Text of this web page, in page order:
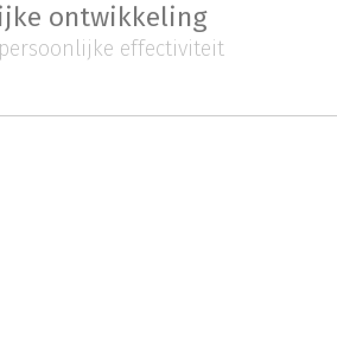
ontwikkeling
effectiviteit